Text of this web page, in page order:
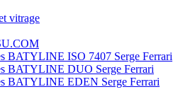
vitrage
BATYLINE ISO 7407 Serge Ferrari
BATYLINE DUO Serge Ferrari
BATYLINE EDEN Serge Ferrari